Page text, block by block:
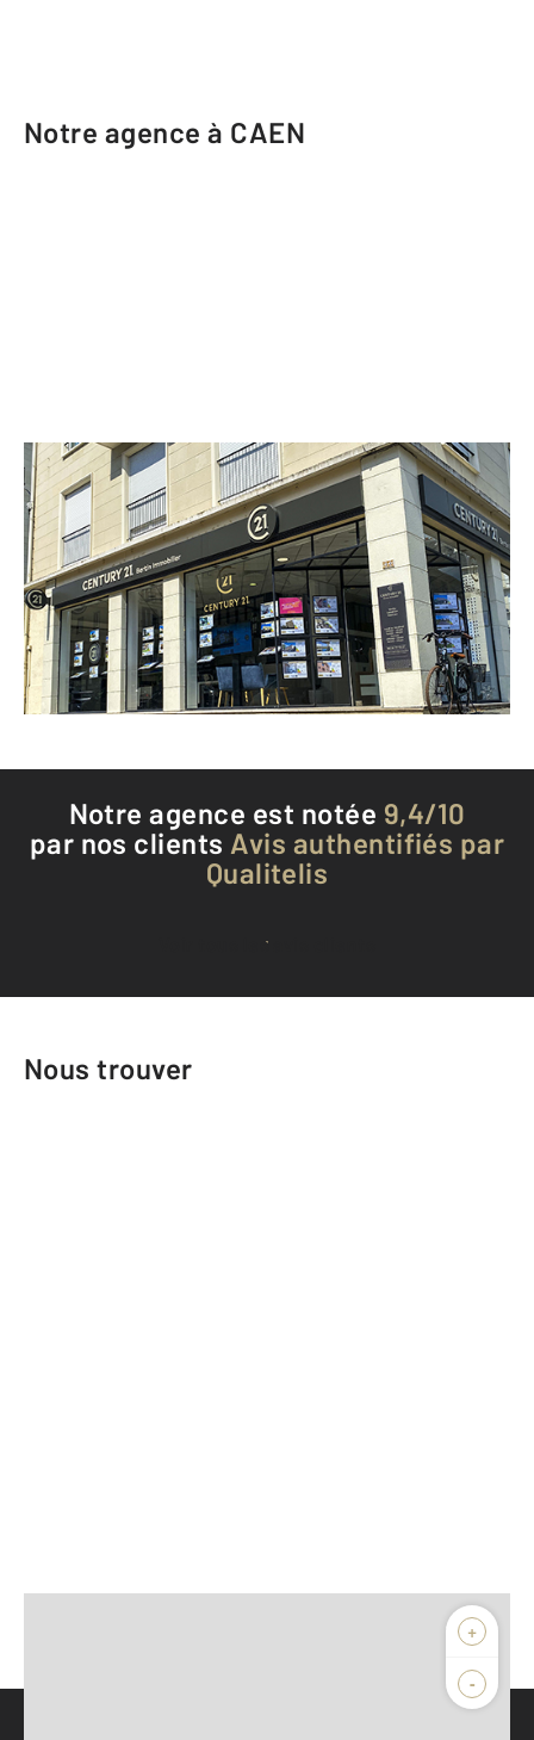
Notre agence à CAEN
CENTURY 21 Bertin Immobilier
31 rue des Jacobins
CAEN - 14000
Envoyer un message
Téléphoner à l'agence
Notre agence est notée 9,4/10
par nos clients Avis authentifiés par
Qualitelis
Voir tous les avis clients
Nous trouver
+
-